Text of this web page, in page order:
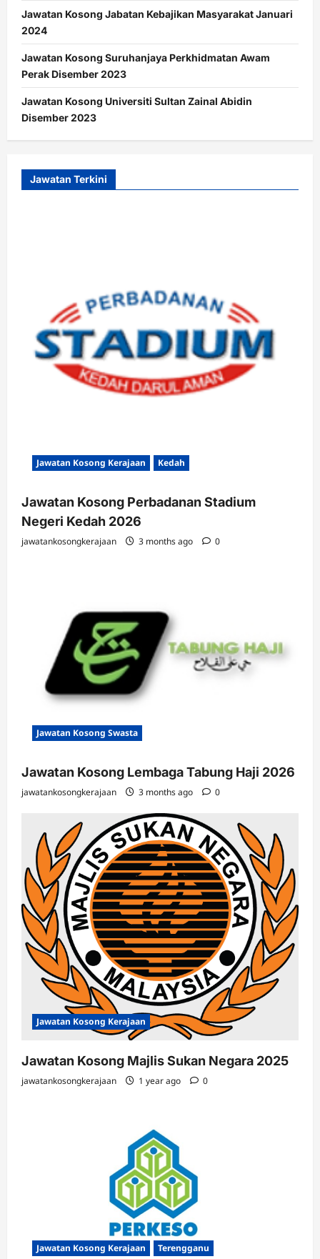
Jawatan Kosong Jabatan Kebajikan Masyarakat Januari
2024
Jawatan Kosong Suruhanjaya Perkhidmatan Awam
Perak Disember 2023
Jawatan Kosong Universiti Sultan Zainal Abidin
Disember 2023
Jawatan Terkini
Jawatan Kosong Kerajaan Kedah
Jawatan Kosong Perbadanan Stadium
Negeri Kedah 2026
jawatankosongkerajaan 3 months ago 0
Jawatan Kosong Swasta
Jawatan Kosong Lembaga Tabung Haji 2026
jawatankosongkerajaan 3 months ago 0
Jawatan Kosong Kerajaan
Jawatan Kosong Majlis Sukan Negara 2025
jawatankosongkerajaan 1 year ago 0
Jawatan Kosong Kerajaan Terengganu